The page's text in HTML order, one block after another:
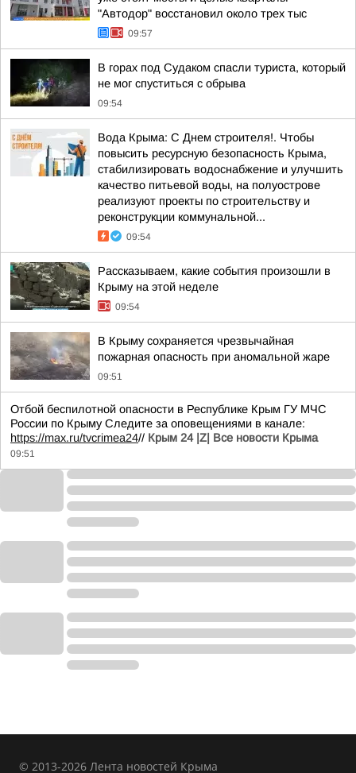
"Автодор" восстановил около трех тыс
09:57
В горах под Судаком спасли туриста, который
не мог спуститься с обрыва
09:54
Вода Крыма: С Днем строителя!. Чтобы
повысить ресурсную безопасность Крыма,
стабилизировать водоснабжение и улучшить
качество питьевой воды, на полуострове
реализуют проекты по строительству и
реконструкции коммунальной...
09:54
Рассказываем, какие события произошли в
Крыму на этой неделе
09:54
В Крыму сохраняется чрезвычайная
пожарная опасность при аномальной жаре
09:51
Отбой беспилотной опасности в Республике Крым ГУ МЧС
России по Крыму Следите за оповещениями в канале:
https://max.ru/tvcrimea24// Крым 24 |Z| Все новости Крыма
09:51
© 2013-2026 Лента новостей Крыма